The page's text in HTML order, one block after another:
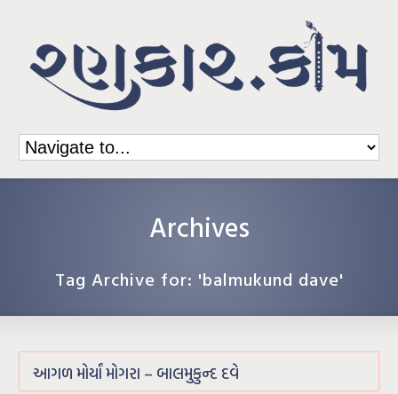
Archives
Tag Archive for: 'balmukund dave'
આગળ મોર્યાં મોગરા – બાલમુકુન્દ દવે